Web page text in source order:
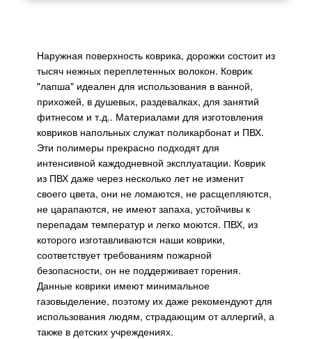
Наружная поверхность коврика, дорожки состоит из
тысяч нежных переплетенных волокон. Коврик
"лапша" идеален для использования в ванной,
прихожей, в душевых, раздевалках, для занятий
фитнесом и т.д.. Материалами для изготовления
ковриков напольных служат поликарбонат и ПВХ.
Эти полимеры прекрасно подходят для
интенсивной каждодневной эксплуатации. Коврик
из ПВХ даже через несколько лет не изменит
своего цвета, они не ломаются, не расщепляются,
не царапаются, не имеют запаха, устойчивы к
перепадам температур и легко моются. ПВХ, из
которого изготавливаются наши коврики,
соответствует требованиям пожарной
безопасности, он не поддерживает горения.
Данные коврики имеют минимальное
газовыделение, поэтому их даже рекомендуют для
использования людям, страдающим от аллергий, а
также в детских учреждениях.